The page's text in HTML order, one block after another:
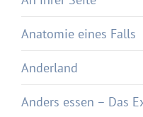
Anatomie eines Falls
Anderland
Anders essen – Das